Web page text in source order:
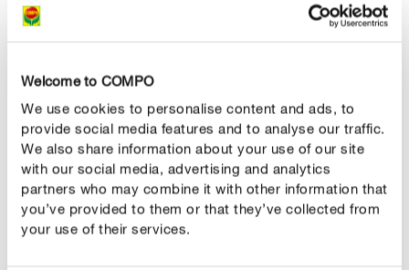
Welcome to COMPO
We use cookies to personalise content and ads, to
provide social media features and to analyse our traffic.
We also share information about your use of our site
with our social media, advertising and analytics
partners who may combine it with other information that
you’ve provided to them or that they’ve collected from
your use of their services.
également les jeunes larves écloses, il faut
Vous trouverez ici plus d’informations sur l’entretien des
rhododendrons